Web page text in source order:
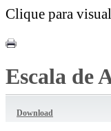
Clique para
Escala de
Download